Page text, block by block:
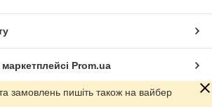
Prom.ua
замовлень пишіть також на вайбер